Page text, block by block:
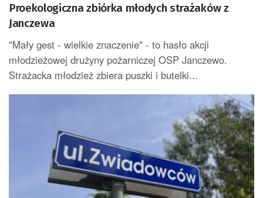
Proekologiczna zbiórka młodych strażaków z
Janczewa
"Mały gest - wielkie znaczenie" - to hasło akcji
młodzieżowej drużyny pożarniczej OSP Janczewo.
Strażacka młodzież zbiera puszki i butelki...